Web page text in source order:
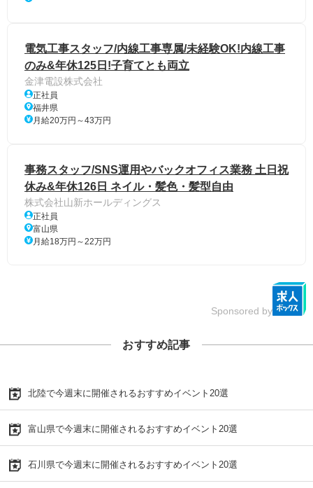
電気工事スタッフ/内線工事専属/未経験OK!内線工事
のみ&年休125日!子育てとも両立
金津電設株式会社
正社員
福井県
月給20万円～43万円
事務スタッフ/SNS運用やバックオフィス業務 土日祝
休み&年休126日 ネイル・髪色・髪型自由
株式会社山新ホールディングス
正社員
富山県
月給18万円～22万円
Sponsored by
おすすめ記事
北陸で今週末に開催されるおすすめイベント20選
富山県で今週末に開催されるおすすめイベント20選
石川県で今週末に開催されるおすすめイベント20選